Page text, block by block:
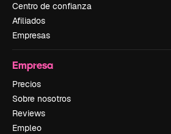
Centro de confianza
Afiliados
Empresas
Empresa
Precios
Sobre nosotros
Reviews
Empleo